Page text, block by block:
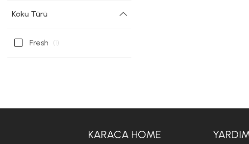
Koku Türü
Fresh (1)
KARACA HOME